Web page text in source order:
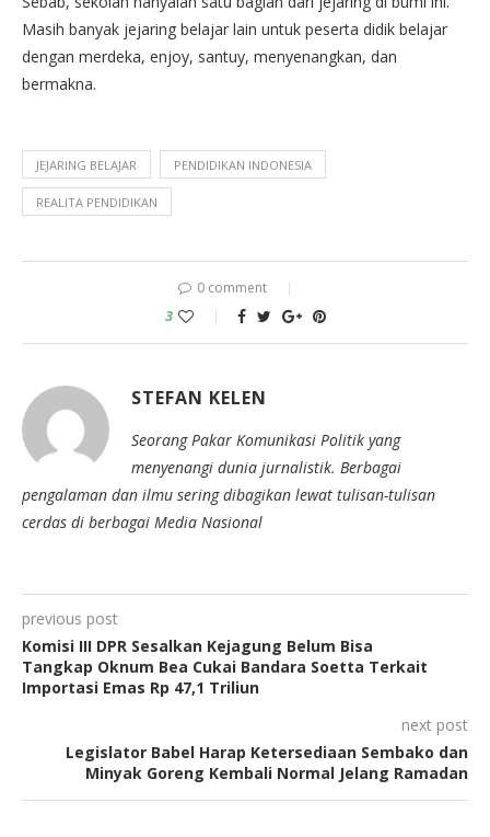
Masih banyak jejaring belajar lain untuk peserta didik belajar
dengan merdeka, enjoy, santuy, menyenangkan, dan
bermakna.
JEJARING BELAJAR PENDIDIKAN INDONESIA
REALITA PENDIDIKAN
0 comment
3
STEFAN KELEN
Seorang Pakar Komunikasi Politik yang
menyenangi dunia jurnalistik. Berbagai
pengalaman dan ilmu sering dibagikan lewat tulisan-tulisan
cerdas di berbagai Media Nasional
previous post
Komisi III DPR Sesalkan Kejagung Belum Bisa
Tangkap Oknum Bea Cukai Bandara Soetta Terkait
Importasi Emas Rp 47,1 Triliun
next post
Legislator Babel Harap Ketersediaan Sembako dan
Minyak Goreng Kembali Normal Jelang Ramadan